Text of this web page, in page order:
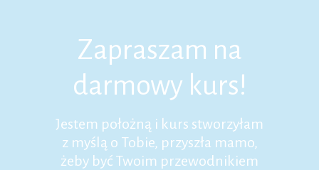
Zapraszam na
darmowy kurs!
Jestem położną i kurs stworzyłam
z myślą o Tobie, przyszła mamo,
żeby być Twoim przewodnikiem